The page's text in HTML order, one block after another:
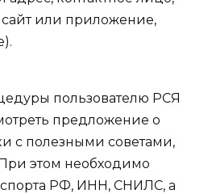
сайт или приложение,
пользователю РСЯ
предложение о
с полезными советами,
этом необходимо
РФ, ИНН, СНИЛС, а